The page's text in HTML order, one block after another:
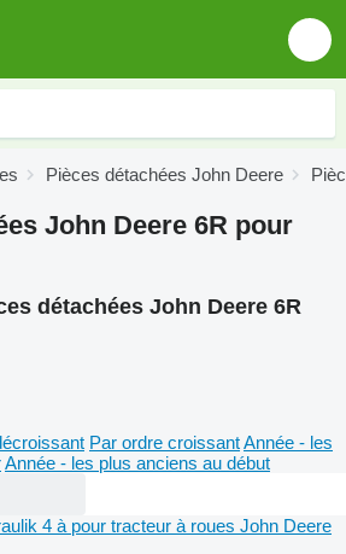
Pièces détachées John Deere
John Deere 6R pour
détachées John Deere 6R
Par ordre croissantAnnée - les
Année - les plus anciens au début